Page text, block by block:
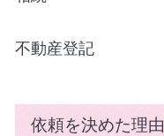
不動産登記
依頼を決めた理由